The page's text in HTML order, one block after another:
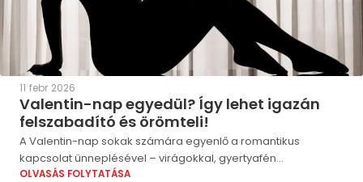
11 febr 2026
Valentin-nap egyedül? Így lehet igazán
felszabadító és örömteli!
A Valentin-nap sokak számára egyenlő a romantikus
kapcsolat ünneplésével – virágokkal, gyertyafén...
OLVASÁS FOLYTATÁSA